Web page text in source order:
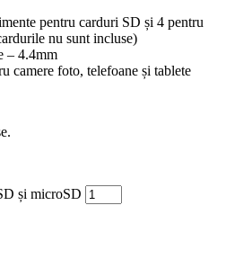
pentru carduri SD și 4 pentru
nu sunt incluse)
– 4.4mm
camere foto, telefoane și tablete
și microSD